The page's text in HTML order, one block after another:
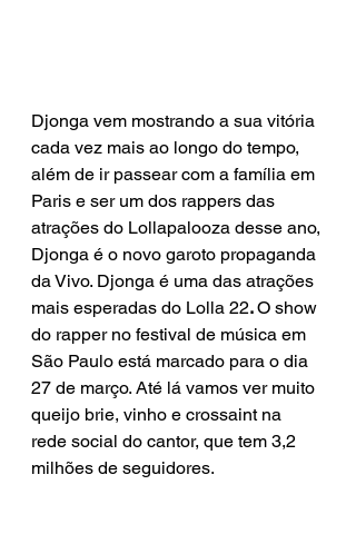
Djonga vem mostrando a sua vitória
cada vez mais ao longo do tempo,
além de ir passear com a família em
Paris e ser um dos rappers das
atrações do Lollapalooza desse ano,
Djonga é o novo garoto propaganda
da Vivo. Djonga é uma das atrações
mais esperadas do Lolla 22. O show
do rapper no festival de música em
São Paulo está marcado para o dia
27 de março. Até lá vamos ver muito
queijo brie, vinho e crossaint na
rede social do cantor, que tem 3,2
milhões de seguidores.